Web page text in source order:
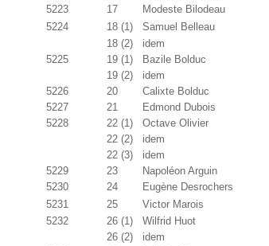
5223 17 Modeste Bilodeau
5224 18 (1) Samuel Belleau
18 (2) idem
5225 19 (1) Bazile Bolduc
19 (2) idem
5226 20 Calixte Bolduc
5227 21 Edmond Dubois
5228 22 (1) Octave Olivier
22 (2) idem
22 (3) idem
5229 23 Napoléon Arguin
5230 24 Eugène Desrochers
5231 25 Victor Marois
5232 26 (1) Wilfrid Huot
26 (2) idem